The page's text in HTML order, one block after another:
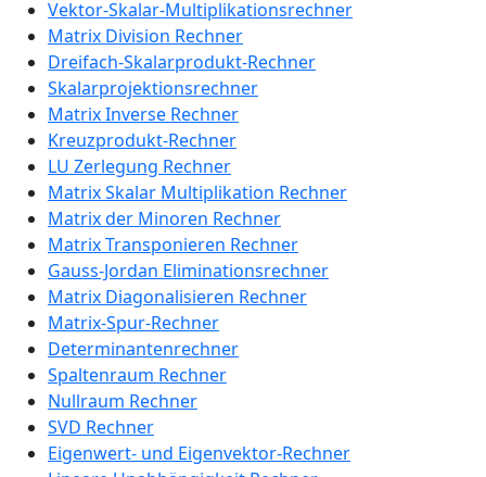
Vektor-Skalar-Multiplikationsrechner
Matrix Division Rechner
Dreifach-Skalarprodukt-Rechner
Skalarprojektionsrechner
Matrix Inverse Rechner
Kreuzprodukt-Rechner
LU Zerlegung Rechner
Matrix Skalar Multiplikation Rechner
Matrix der Minoren Rechner
Matrix Transponieren Rechner
Gauss-Jordan Eliminationsrechner
Matrix Diagonalisieren Rechner
Matrix-Spur-Rechner
Determinantenrechner
Spaltenraum Rechner
Nullraum Rechner
SVD Rechner
Eigenwert- und Eigenvektor-Rechner